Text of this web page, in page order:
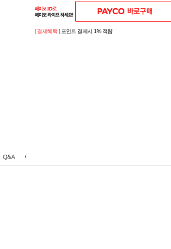
[ 결제혜택 ] 포인트 결제시 1% 적립!
Q&A /